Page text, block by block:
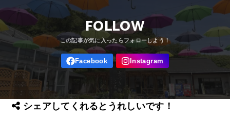
FOLLOW
シェアしてくれるとうれしいです！